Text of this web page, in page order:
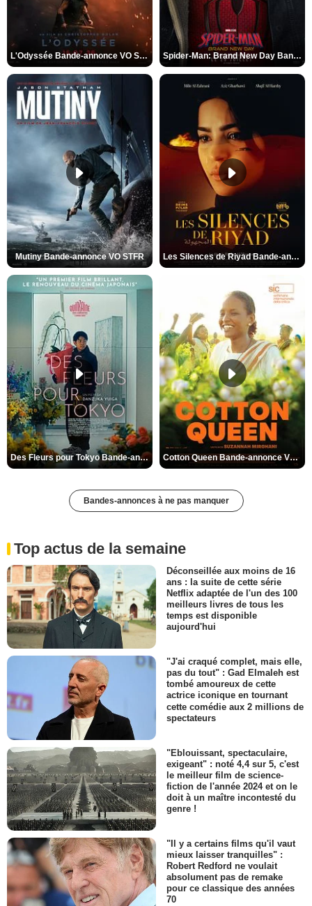
L'Odyssée Bande-annonce VO STFR Spider-Man: Brand New Day Bande-annonce VO STFR
Mutiny Bande-annonce VO STFR Les Silences de Riyad Bande-annonce VO STFR
Des Fleurs pour Tokyo Bande-annonce VO STFR Cotton Queen Bande-annonce VO STFR
Bandes-annonces à ne pas manquer
Top actus de la semaine
Déconseillée aux moins de 16
ans : la suite de cette série
Netflix adaptée de l'un des 100
meilleurs livres de tous les
temps est disponible
aujourd'hui
"J'ai craqué complet, mais elle,
pas du tout" : Gad Elmaleh est
tombé amoureux de cette
actrice iconique en tournant
cette comédie aux 2 millions de
spectateurs
"Eblouissant, spectaculaire,
exigeant" : noté 4,4 sur 5, c'est
le meilleur film de science-
fiction de l'année 2024 et on le
doit à un maître incontesté du
genre !
"Il y a certains films qu'il vaut
mieux laisser tranquilles" :
Robert Redford ne voulait
absolument pas de remake
pour ce classique des années
70